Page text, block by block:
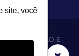
site, você
IMPORTAÇÃO E